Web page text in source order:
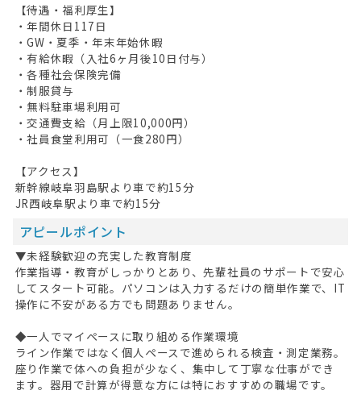
無料会員登録
ログイン
最近見た求人
お問い合わせ
【待遇・福利厚生】
・年間休日117日
・GW・夏季・年末年始休暇
・有給休暇（入社6ヶ月後10日付与）
・各種社会保険完備
・制服貸与
・無料駐車場利用可
・交通費支給（月上限10,000円）
・社員食堂利用可（一食280円）
【アクセス】
新幹線岐阜羽島駅より車で約15分
JR西岐阜駅より車で約15分
アピールポイント
▼未経験歓迎の充実した教育制度
作業指導・教育がしっかりとあり、先輩社員のサポートで安心
してスタート可能。パソコンは入力するだけの簡単作業で、IT
操作に不安がある方でも問題ありません。
◆一人でマイペースに取り組める作業環境
ライン作業ではなく個人ペースで進められる検査・測定業務。
座り作業で体への負担が少なく、集中して丁寧な仕事ができ
ます。器用で計算が得意な方には特におすすめの職場です。